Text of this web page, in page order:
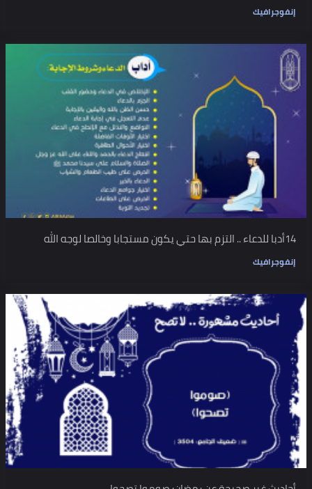
إنفوجرافيك
14أدبا للدعاء .. التزم بها حتي يكون مستجابا وخالصا لوجه الله
إنفوجرافيك